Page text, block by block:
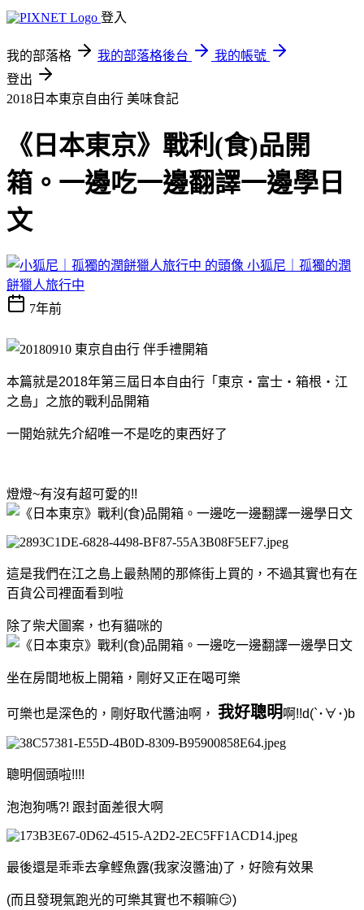
登入
我的部落格 我的部落格後台
我的帳號
登出
2018日本東京自由行 美味食記
《日本東京》戰利(食)品開
箱。一邊吃一邊翻譯一邊學日
文
小狐尼｜孤獨的潤
餅獵人旅行中
7年前
本篇就是2018年第三屆日本自由行「東京‧富士‧箱根‧江
之島」之旅的戰利品開箱
一開始就先介紹唯一不是吃的東西好了
燈燈~有沒有超可愛的!!
這是我們在江之島上最熱鬧的那條街上買的，不過其實也有在
百貨公司裡面看到啦
除了柴犬圖案，也有貓咪的
坐在房間地板上開箱，剛好又正在喝可樂
可樂也是深色的，剛好取代醬油啊， 我好聰明 啊!!d(`･∀･)b
聰明個頭啦!!!!
泡泡狗嗎?! 跟封面差很大啊
最後還是乖乖去拿鲣魚露(我家沒醬油)了，好險有效果
(而且發現氣跑光的可樂其實也不賴嘛😏)